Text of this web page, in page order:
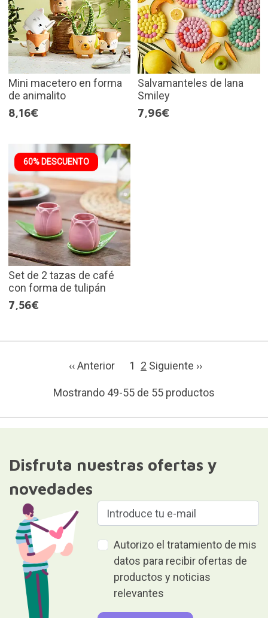
Mini macetero en forma
de animalito
8,16€
Salvamanteles de lana
Smiley
7,96€
60% DESCUENTO
Set de 2 tazas de café
con forma de tulipán
7,56€
‹‹ Anterior 1 2 Siguiente ››
Mostrando 49-55 de 55 productos
Disfruta nuestras ofertas y
novedades
Autorizo el tratamiento de mis
datos para recibir ofertas de
productos y noticias
relevantes